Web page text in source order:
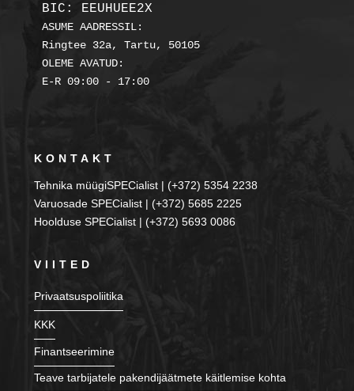
BIC: EEUHUEE2X
ASUME AADRESSIL:
Ringtee 32a, Tartu, 50105
OLEME AVATUD:
E-R 09:00 - 17:00
KONTAKT
Tehnika müügiSPECialist | (+372) 5354 2238
Varuosade SPECialist | (+372) 5685 2225
Hoolduse SPECialist | (+372) 5693 0086
VIITED
Privaatsuspoliitika
KKK
Finantseerimine
Teave tarbijatele pakendijäätmete käitlemise kohta